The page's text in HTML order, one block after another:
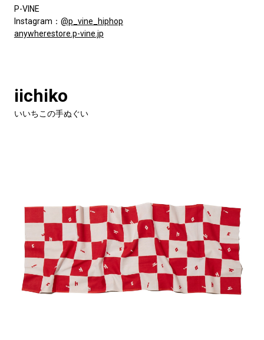
P-VINE
Instagram： @p_vine_hiphop
anywherestore.p-vine.jp
iichiko
いいちこの手ぬぐい